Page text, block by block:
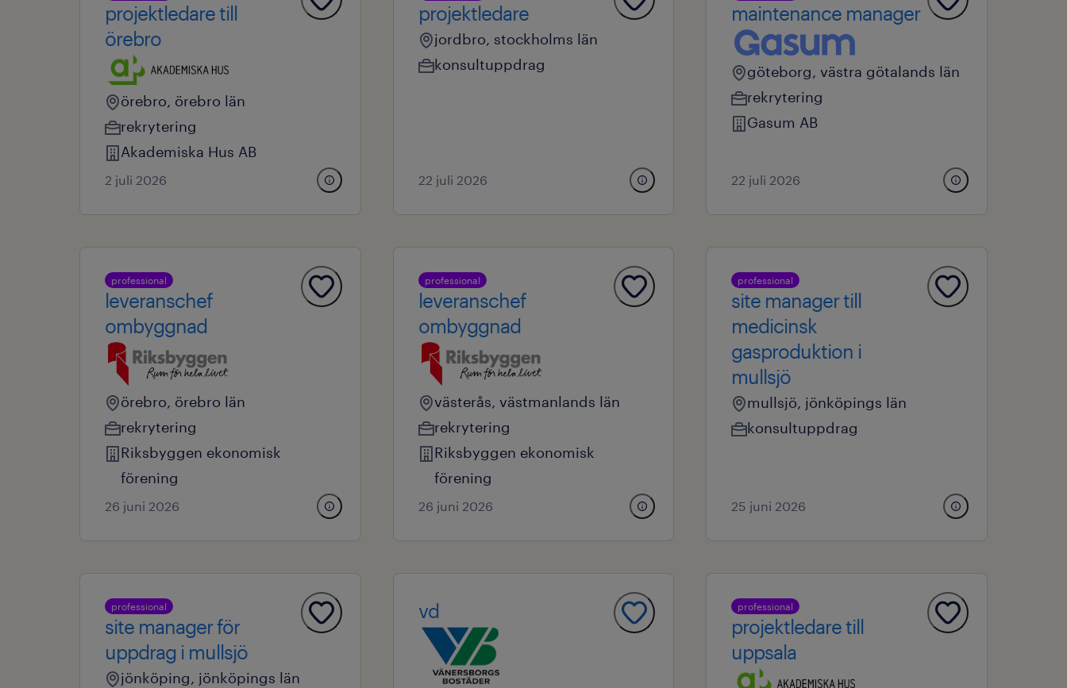
projektledare till
örebro
örebro, örebro län
rekrytering
Akademiska Hus AB
2 juli 2026
projektledare
jordbro, stockholms län
konsultuppdrag
22 juli 2026
maintenance manager
göteborg, västra götalands län
rekrytering
Gasum AB
22 juli 2026
professional
leveranschef
ombyggnad
örebro, örebro län
rekrytering
Riksbyggen ekonomisk
förening
26 juni 2026
professional
leveranschef
ombyggnad
västerås, västmanlands län
rekrytering
Riksbyggen ekonomisk
förening
26 juni 2026
professional
site manager till
medicinsk
gasproduktion i
mullsjö
mullsjö, jönköpings län
konsultuppdrag
25 juni 2026
professional
site manager för
uppdrag i mullsjö
jönköping, jönköpings län
vd professional
projektledare till
uppsala